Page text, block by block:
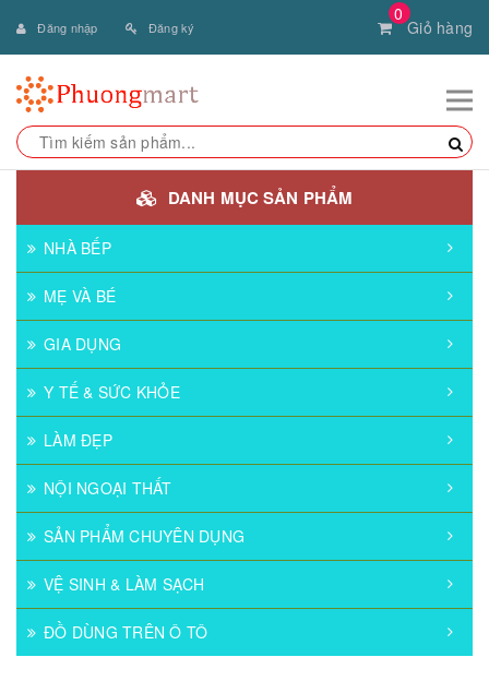
0
Giỏ hàng
Đăng nhập Đăng ký
DANH MỤC SẢN PHẨM
NHÀ BẾP
MẸ VÀ BÉ
GIA DỤNG
Y TẾ & SỨC KHỎE
LÀM ĐẸP
NỘI NGOẠI THẤT
SẢN PHẨM CHUYÊN DỤNG
VỆ SINH & LÀM SẠCH
ĐỒ DÙNG TRÊN Ô TÔ